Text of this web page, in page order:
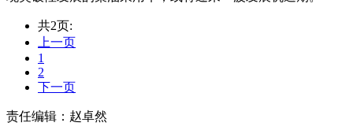
共2页:
上一页
1
2
下一页
责任编辑：赵卓然